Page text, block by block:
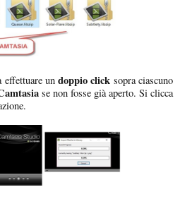
effettuare undoppio click sopra ciascuno
se non fosse già aperto. Si clicca